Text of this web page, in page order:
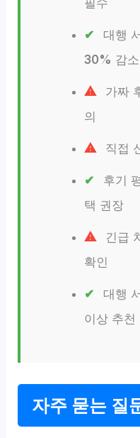
대행
30% 감소
가짜
의
직접
후기
택 권장
긴급
확인
대행
이상 추천
자주 묻는 질